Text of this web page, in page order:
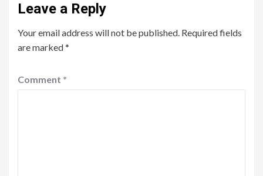
Leave a Reply
Your email address will not be published. Required fields
are marked*
Comment *